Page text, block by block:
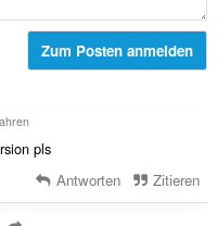
Zum Posten anmelden
pls
Antworten Zitieren